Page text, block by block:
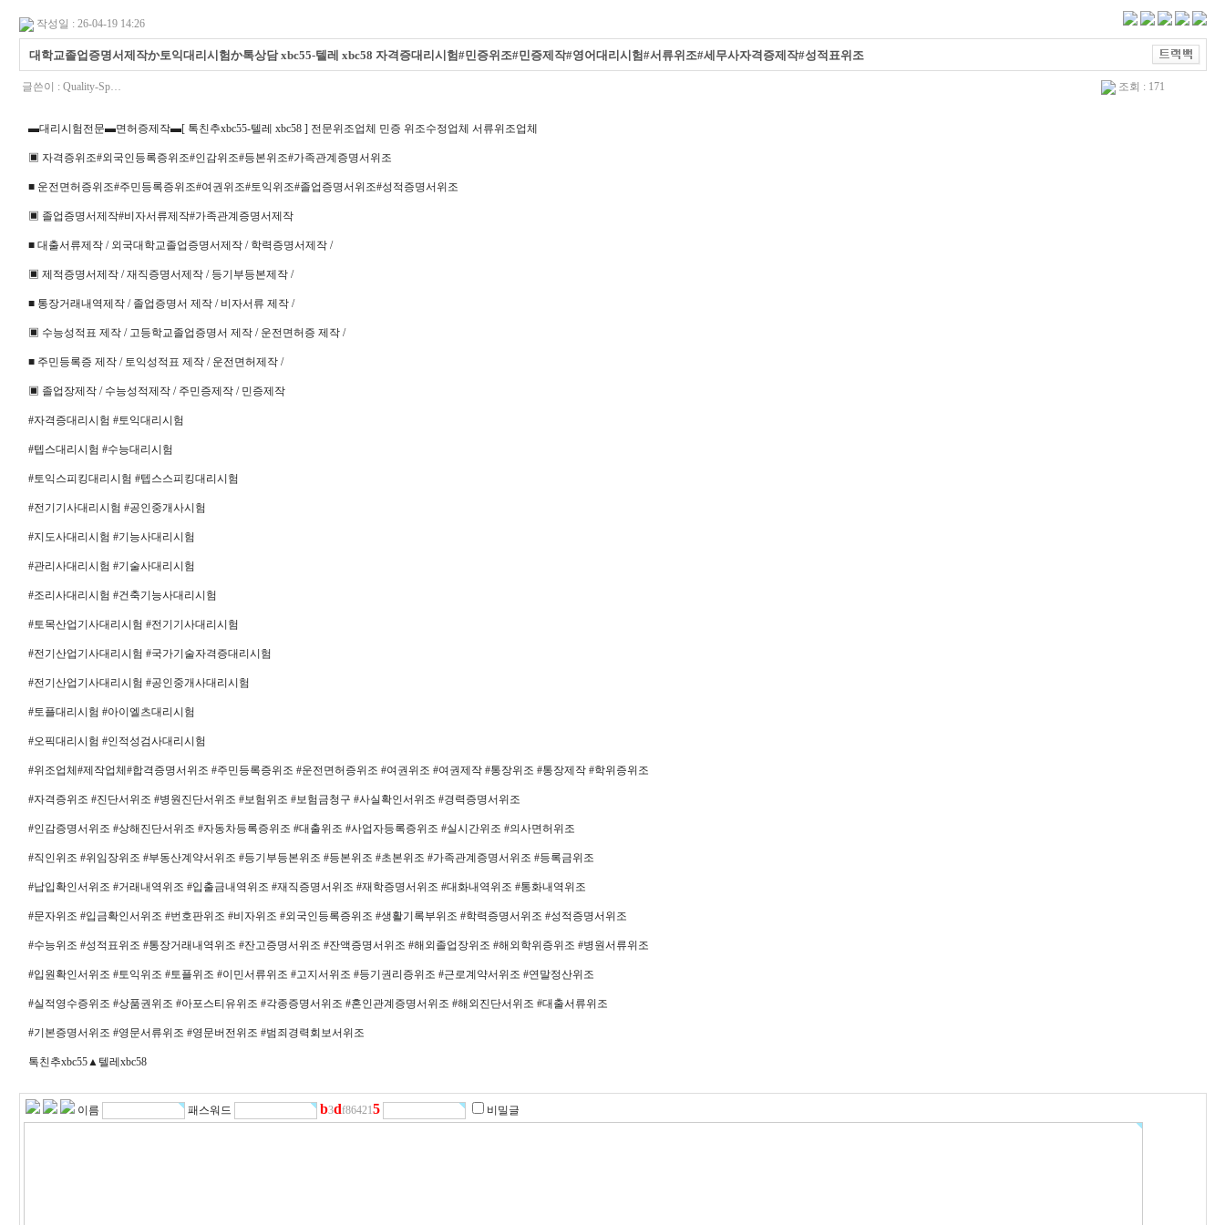
작성일 : 26-04-19 14:26
대학교졸업증명서제작か토익대리시험か톡상담 xbc55-텔레 xbc58 자격증대리시험#민증위조#민증제작#영어대리시험#서류위조#세무사자격증제작#성적표위조
글쓴이 : Quality-Sp… 조회 : 171
▬대리시험전문▬면허증제작▬[ 톡친추xbc55-텔레 xbc58 ] 전문위조업체 민증 위조수정업체 서류위조업체
▣ 자격증위조#외국인등록증위조#인감위조#등본위조#가족관계증명서위조
■ 운전면허증위조#주민등록증위조#여권위조#토익위조#졸업증명서위조#성적증명서위조
▣ 졸업증명서제작#비자서류제작#가족관계증명서제작
■ 대출서류제작 / 외국대학교졸업증명서제작 / 학력증명서제작 /
▣ 제적증명서제작 / 재직증명서제작 / 등기부등본제작 /
■ 통장거래내역제작 / 졸업증명서 제작 / 비자서류 제작 /
▣ 수능성적표 제작 / 고등학교졸업증명서 제작 / 운전면허증 제작 /
■ 주민등록증 제작 / 토익성적표 제작 / 운전면허제작 /
▣ 졸업장제작 / 수능성적제작 / 주민증제작 / 민증제작
#자격증대리시험 #토익대리시험
#텝스대리시험 #수능대리시험
#토익스피킹대리시험 #텝스스피킹대리시험
#전기기사대리시험 #공인중개사시험
#지도사대리시험 #기능사대리시험
#관리사대리시험 #기술사대리시험
#조리사대리시험 #건축기능사대리시험
#토목산업기사대리시험 #전기기사대리시험
#전기산업기사대리시험 #국가기술자격증대리시험
#전기산업기사대리시험 #공인중개사대리시험
#토플대리시험 #아이엘츠대리시험
#오픽대리시험 #인적성검사대리시험
#위조업체#제작업체#합격증명서위조 #주민등록증위조 #운전면허증위조 #여권위조 #여권제작 #통장위조 #통장제작 #학위증위조
#자격증위조 #진단서위조 #병원진단서위조 #보험위조 #보험금청구 #사실확인서위조 #경력증명서위조
#인감증명서위조 #상해진단서위조 #자동차등록증위조 #대출위조 #사업자등록증위조 #실시간위조 #의사면허위조
#직인위조 #위임장위조 #부동산계약서위조 #등기부등본위조 #등본위조 #초본위조 #가족관계증명서위조 #등록금위조
#납입확인서위조 #거래내역위조 #입출금내역위조 #재직증명서위조 #재학증명서위조 #대화내역위조 #통화내역위조
#문자위조 #입금확인서위조 #번호판위조 #비자위조 #외국인등록증위조 #생활기록부위조 #학력증명서위조 #성적증명서위조
#수능위조 #성적표위조 #통장거래내역위조 #잔고증명서위조 #잔액증명서위조 #해외졸업장위조 #해외학위증위조 #병원서류위조
#입원확인서위조 #토익위조 #토플위조 #이민서류위조 #고지서위조 #등기권리증위조 #근로계약서위조 #연말정산위조
#실적영수증위조 #상품권위조 #아포스티유위조 #각종증명서위조 #혼인관계증명서위조 #해외진단서위조 #대출서류위조
#기본증명서위조 #영문서류위조 #영문버전위조 #범죄경력회보서위조
톡친추xbc55▲텔레xbc58
이름 패스워드 b3df864215 비밀글